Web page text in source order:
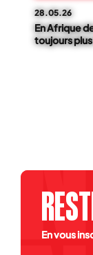
28.05.26
En Afrique
toujours
En vous